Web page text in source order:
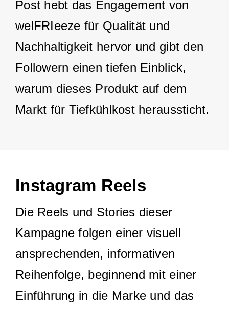
Post hebt das Engagement von
welFRIeeze für Qualität und
Nachhaltigkeit hervor und gibt den
Followern einen tiefen Einblick,
warum dieses Produkt auf dem
Markt für Tiefkühlkost heraussticht.
Instagram Reels
Die Reels und Stories dieser
Kampagne folgen einer visuell
ansprechenden, informativen
Reihenfolge, beginnend mit einer
Einführung in die Marke und das